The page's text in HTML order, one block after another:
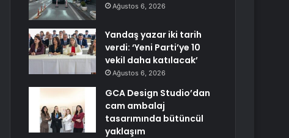
Ağustos 6, 2026
Yandaş yazar iki tarih
verdi: ‘Yeni Parti’ye 10
vekil daha katılacak’
Ağustos 6, 2026
GCA Design Studio’dan
cam ambalaj
tasarımında bütüncül
yaklaşım